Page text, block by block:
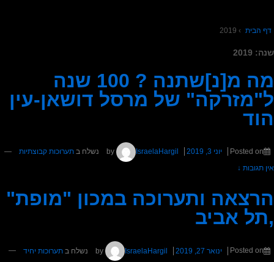
דף הבית ›
2019
שנה: 2019
מה מ[נ]שתנה ? 100 שנה
ל"מזרקה" של מרסל דושאן-עין
הוד
Posted on יוני 3, 2019 IsraelaHargil נשלח ב תערוכות קבוצתיות
—
אין תגובות ↓
הרצאה ותערוכה במכון "מופת"
,תל אביב
Posted on ינואר 27, 2019 IsraelaHargil נשלח ב תערוכות יחיד
—